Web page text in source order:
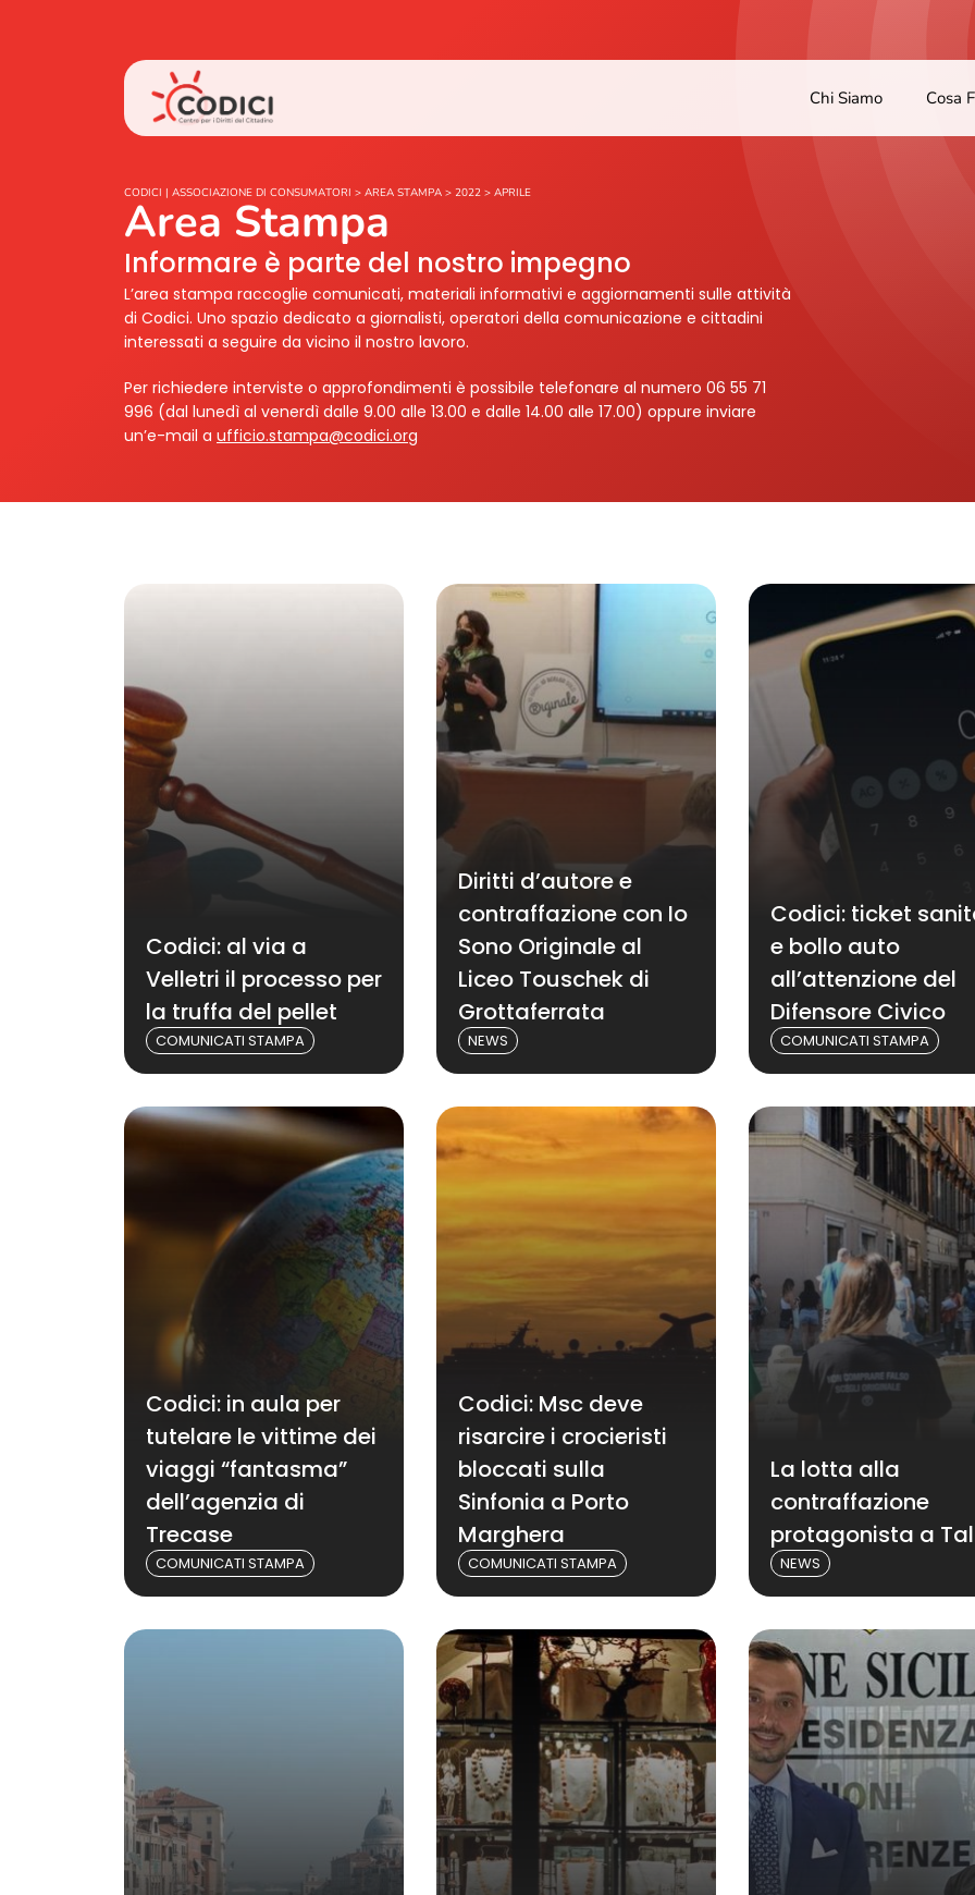
Chi Siamo Cosa
CODICI | ASSOCIAZIONE DI CONSUMATORI > AREA STAMPA > 2022 > APRILE
Area Stampa
Informare è parte del nostro impegno
L’area stampa raccoglie comunicati, materiali informativi e aggiornamenti sulle attività
di Codici. Uno spazio dedicato a giornalisti, operatori della comunicazione e cittadini
interessati a seguire da vicino il nostro lavoro.
Per richiedere interviste o approfondimenti è possibile telefonare al numero 06 55 71
996 (dal lunedì al venerdì dalle 9.00 alle 13.00 e dalle 14.00 alle 17.00) oppure inviare
un’e-mail a ufficio.stampa@codici.org
Codici: al via a
Velletri il processo per
la truffa del pellet
COMUNICATI STAMPA
Diritti d’autore e
contraffazione con Io
Sono Originale al
Liceo Touschek di
Grottaferrata
NEWS
Codici: ticket
e bollo auto
all’attenzione del
Difensore Civico
COMUNICATI STAMPA
Codici: in aula per
tutelare le vittime dei
viaggi “fantasma”
dell’agenzia di
Trecase
COMUNICATI STAMPA
Codici: Msc deve
risarcire i crocieristi
bloccati sulla
Sinfonia a Porto
Marghera
COMUNICATI STAMPA
La lotta alla
contraffazione
protagonista a
NEWS